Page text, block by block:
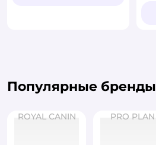
Популярные бренды
ROYAL CANIN PRO PLAN